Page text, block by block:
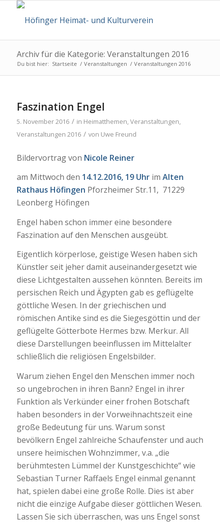
Archiv für die Kategorie: Veranstaltungen 2016
Du bist hier: Startseite / Veranstaltungen / Veranstaltungen 2016
Faszination Engel
5. November 2016 / in Heimatthemen,Veranstaltungen,
Veranstaltungen 2016 / von Uwe Freund
Bildervortrag von Nicole Reiner
am Mittwoch den 14.12.2016, 19 Uhr im Alten
Rathaus Höfingen Pforzheimer Str.11, 71229
Leonberg Höfingen
Engel haben schon immer eine besondere
Faszination auf den Menschen ausgeübt.
Eigentlich körperlose, geistige Wesen haben sich
Künstler seit jeher damit auseinandergesetzt wie
diese Lichtgestalten aussehen könnten. Bereits im
persischen Reich und Ägypten gab es geflügelte
göttliche Wesen. In der griechischen und
römischen Antike sind es die Siegesgöttin und der
geflügelte Götterbote Hermes bzw. Merkur. All
diese Darstellungen beeinflussen im Mittelalter
schließlich die religiösen Engelsbilder.
Warum ziehen Engel den Menschen immer noch
so ungebrochen in ihren Bann? Engel in ihrer
Funktion als Verkünder einer frohen Botschaft
haben besonders in der Vorweihnachtszeit eine
große Bedeutung für uns. Warum sonst
bevölkern Engel zahlreiche Schaufenster und auch
unsere heimischen Wohnzimmer, v.a. „die
berühmtesten Lümmel der Kunstgeschichte“ wie
Sebastian Turner Raffaels Engel einmal genannt
hat, spielen dabei eine große Rolle. Dies ist aber
nicht die einzige Aufgabe dieser göttlichen Wesen.
Lassen Sie sich überraschen, was uns Engel sonst